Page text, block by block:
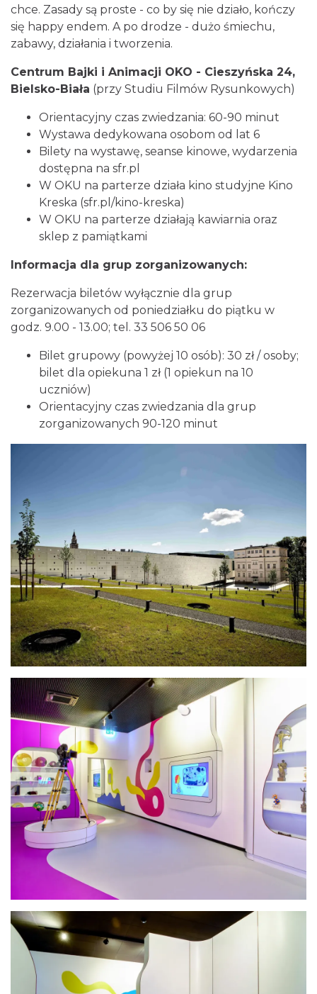
chce. Zasady są proste - co by się nie działo, kończy
się happy endem. A po drodze - dużo śmiechu,
zabawy, działania i tworzenia.
Centrum Bajki i Animacji OKO - Cieszyńska 24,
Bielsko-Biała (przy Studiu Filmów Rysunkowych)
Orientacyjny czas zwiedzania: 60-90 minut
Wystawa dedykowana osobom od lat 6
Bilety na wystawę, seanse kinowe, wydarzenia
dostępna na sfr.pl
W OKU na parterze działa kino studyjne Kino
Kreska (sfr.pl/kino-kreska)
W OKU na parterze działają kawiarnia oraz
sklep z pamiątkami
Informacja dla grup zorganizowanych:
Rezerwacja biletów wyłącznie dla grup
zorganizowanych od poniedziałku do piątku w
godz. 9.00 - 13.00; tel. 33 506 50 06
Bilet grupowy (powyżej 10 osób): 30 zł / osoby;
bilet dla opiekuna 1 zł (1 opiekun na 10
uczniów)
Orientacyjny czas zwiedzania dla grup
zorganizowanych 90-120 minut